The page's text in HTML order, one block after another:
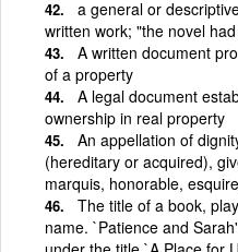
a general or
written work; "the novel
A written document
of a property
A legal document
ownership in real property
An appellation of
(hereditary or acquired),
marquis, honorable,
The title of a book,
name. `Patience and